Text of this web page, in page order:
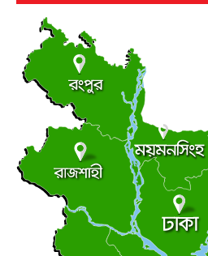
২৫ বছর পর ফের আলোচনায়
বৃহস্পতিবার ● ৬ আগস্ট ২০২৬
●লংমার্চ ও মহাসমাবেশের ঘোষণা
বৃহস্পতিবার ● ৬ আগস্ট ২০২৬
● ছাত্র রাজনীতি আধিপত্যের
বৃহস্পতিবার ● ৬ আগস্ট ২০২৬
সচিবালয়মুখী মিছিল, জামায়াত জোট
বৃহস্পতিবার ● ৬ আগস্ট ২০২৬